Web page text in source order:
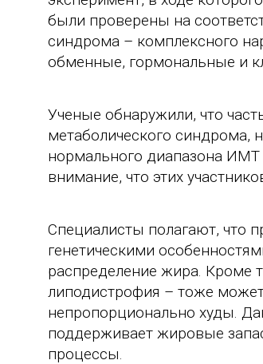
были проверены на
синдрома – комплексного
обменные, гормональные и
Ученые обнаружили, что
метаболического синдрома,
нормального диапазона
внимание, что этих
Специалисты полагают, что
генетическими
распределение жира. Кроме
липодистрофия – тоже
непропорционально худы.
поддерживает жировые
процессы.